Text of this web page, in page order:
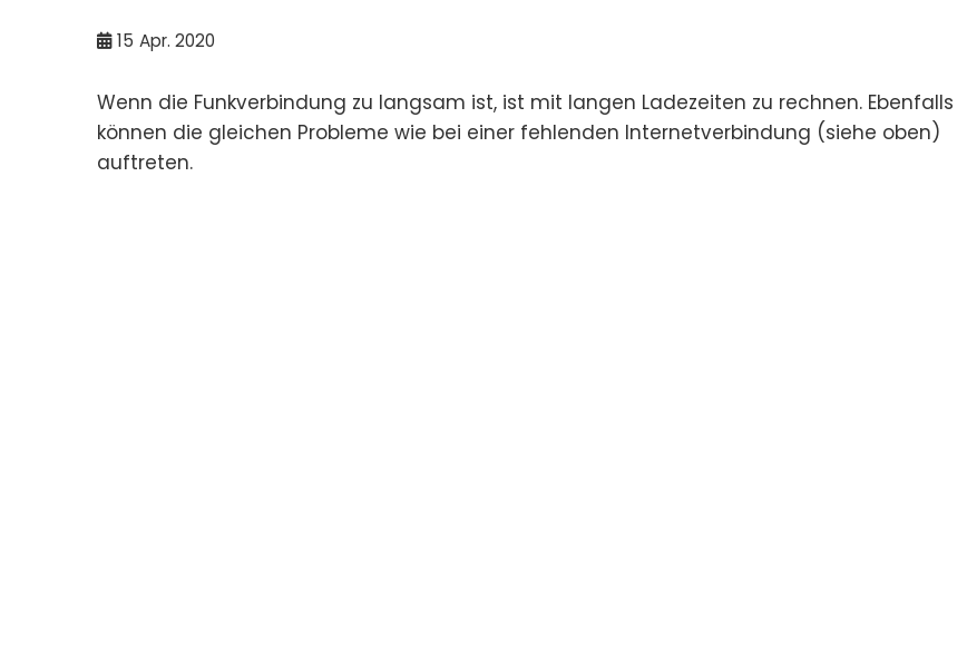
15 Apr. 2020
Wenn die Funkverbindung zu langsam ist, ist mit langen Ladezeiten zu rechnen. Ebenfalls
können die gleichen Probleme wie bei einer fehlenden Internetverbindung (siehe oben)
auftreten.